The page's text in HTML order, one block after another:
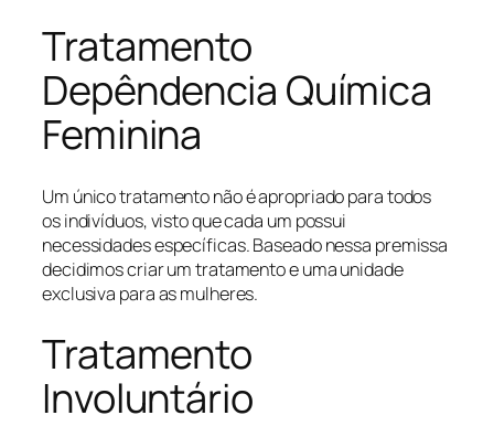
Tratamento
Depêndencia Química
Feminina
Um único tratamento não é apropriado para todos
os indivíduos, visto que cada um possui
necessidades específicas. Baseado nessa premissa
decidimos criar um tratamento e uma unidade
exclusiva para as mulheres.
Tratamento
Involuntário